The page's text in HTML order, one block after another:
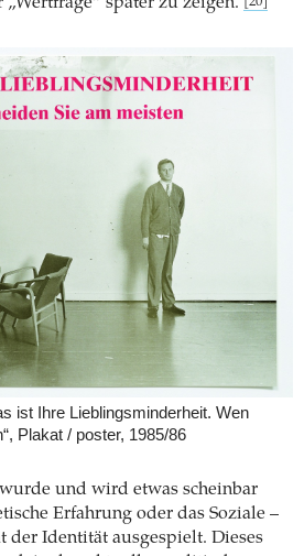
ist Ihre Lieblingsminderheit. Wen
Plakat / poster, 1985/86
und wird etwas scheinbar
Erfahrung oder das Soziale –
der Identität ausgespielt. Dieses